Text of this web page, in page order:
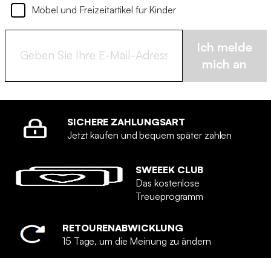
Möbel und Freizeitartikel für Kinder
Ich melde
mich an
SICHERE ZAHLUNGSART
Jetzt kaufen und bequem später zahlen
SWEEEK CLUB
Das kostenlose
Treueprogramm
RETOURENABWICKLUNG
15 Tage, um die Meinung zu ändern